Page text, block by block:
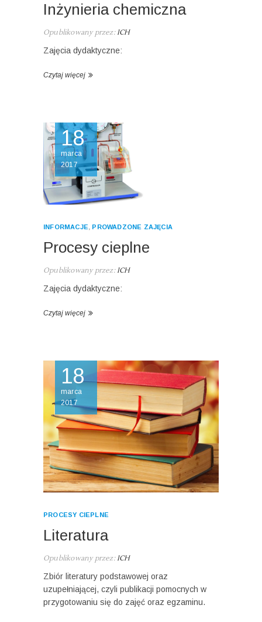
Inżynieria chemiczna
Opublikowany przez:ICH
Zajęcia dydaktyczne:
Czytaj więcej
18
marca
2017
INFORMACJE PROWADZONE ZAJĘCIA
Procesy cieplne
Opublikowany przez:ICH
Zajęcia dydaktyczne:
Czytaj więcej
18
marca
2017
PROCESY CIEPLNE
Literatura
Opublikowany przez:ICH
Zbiór literatury podstawowej oraz
uzupełniającej, czyli publikacji pomocnych w
przygotowaniu się do zajęć oraz egzaminu.